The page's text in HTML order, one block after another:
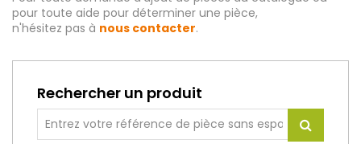
pour toute aide pour déterminer une pièce,
n'hésitez pas à nous contacter.
Rechercher un produit